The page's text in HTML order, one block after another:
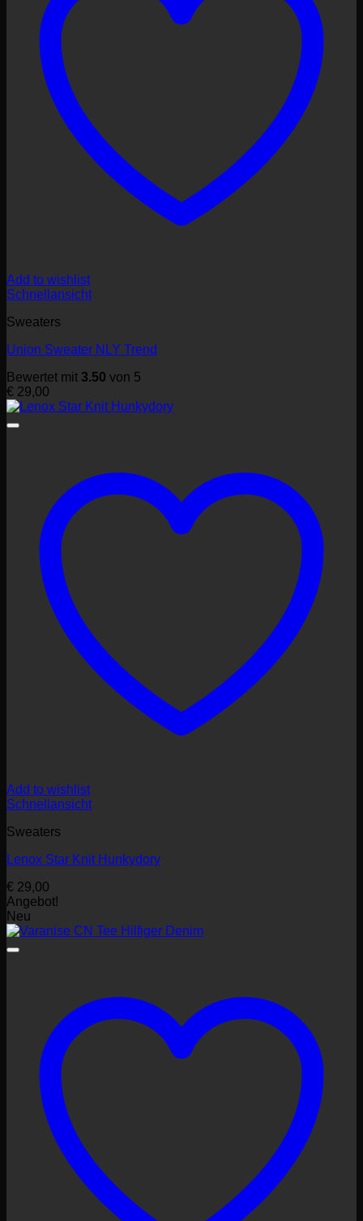
Add to wishlist
Schnellansicht
Sweaters
Union Sweater NLY Trend
Bewertet mit 3.50 von 5
€ 29,00
Add to wishlist
Schnellansicht
Sweaters
Lenox Star Knit Hunkydory
€ 29,00
Angebot!
Neu